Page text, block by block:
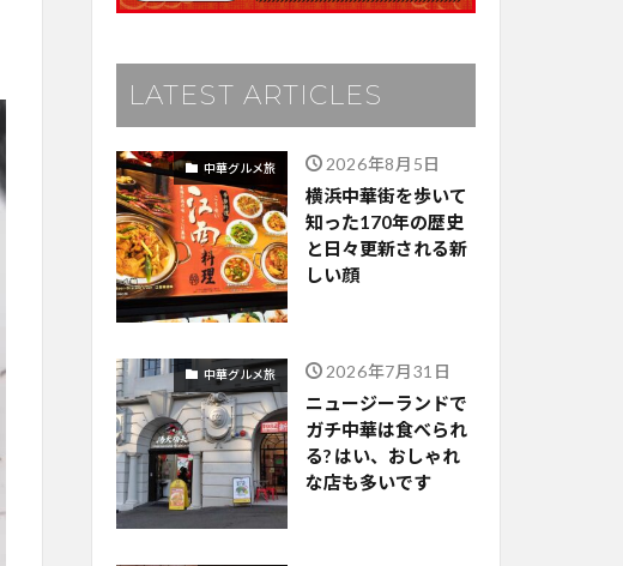
LATEST ARTICLES
中華グルメ旅 2026年8月5日
横浜中華街を歩いて
知った170年の歴史
と日々更新される新
しい顔
中華グルメ旅 2026年7月31日
ニュージーランドで
ガチ中華は食べられ
る? はい、おしゃれ
な店も多いです